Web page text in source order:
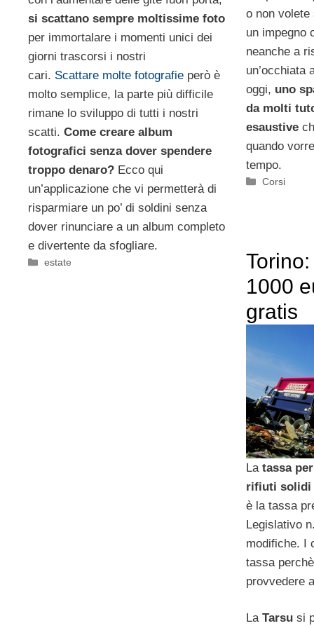
si scattano sempre moltissime foto
per immortalare i momenti unici dei
giorni trascorsi i nostri
cari. Scattare molte fotografie però è
molto semplice, la parte più difficile
rimane lo sviluppo di tutti i nostri
scatti. Come creare album
fotografici senza dover spendere
troppo denaro? Ecco qui
un’applicazione che vi permetterà di
risparmiare un po’ di soldini senza
dover rinunciare a un album completo
e divertente da sfogliare.
Categorie
estate
o non volete
un impegno
neanche a
un’occhiata
oggi, uno
da molti
esaustive
quando
tempo.
Categorie
Corsi
1000
gratis
La tassa
rifiuti solidi
è la tassa
Legislativo
modifiche. I
tassa
provvedere
La Tarsu si